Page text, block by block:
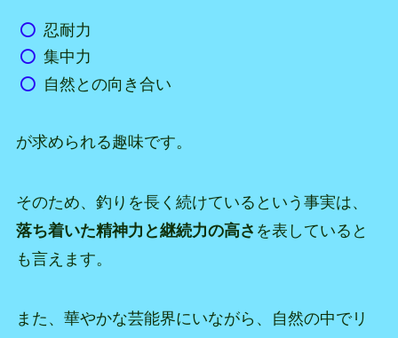
忍耐力
集中力
自然との向き合い
が求められる趣味です。
そのため、釣りを長く続けているという事実は、
落ち着いた精神力と継続力の高さ を表していると
も言えます。
また、華やかな芸能界にいながら、自然の中でリ